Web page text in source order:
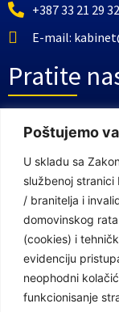
Poštujemo
U skladu sa
službenoj stranici
/ branitelja i
domovinskog
(cookies) i
evidenciju
neophodni
funkcionisanje
+387 33 21 29 32
E-mail:
Pratite
Facebook
Youtube Kanal
Linkovi
Vlada Federacije
Federalno
Federalni zavod